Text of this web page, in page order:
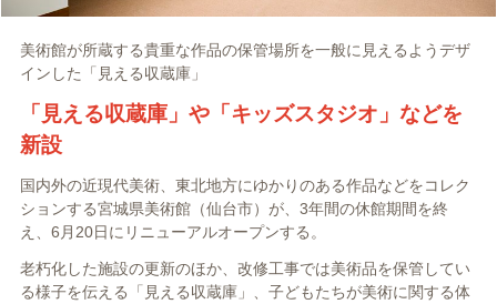
美術館が所蔵する貴重な作品の保管場所を一般に見えるようデザ
インした「見える収蔵庫」
「見える収蔵庫」や「キッズスタジオ」などを
新設
国内外の近現代美術、東北地方にゆかりのある作品などをコレク
ションする宮城県美術館（仙台市）が、3年間の休館期間を終
え、6月20日にリニューアルオープンする。
老朽化した施設の更新のほか、改修工事では美術品を保管してい
る様子を伝える「見える収蔵庫」、子どもたちが美術に関する体